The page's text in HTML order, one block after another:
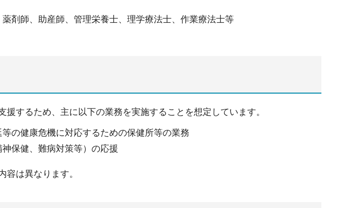
剤師、助産師、管理栄養士、理学療法士、作業療法士等
するため、主に以下の業務を実施することを想定しています。
の健康危機に対応するための保健所等の業務
保健、難病対策等）の応援
容は異なります。